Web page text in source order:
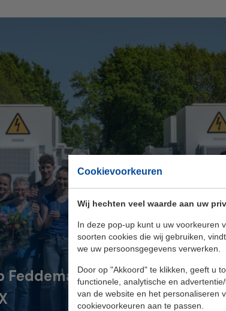
Cookievoorkeuren
Wij hechten veel waarde aan uw
In deze pop-up kunt u uw voorkeuren
soorten cookies die wij gebruiken,
we uw persoonsgegevens verwerken.
Door op "Akkoord" te klikken, geeft u
functionele, analytische en
van de website en het personaliseren
cookievoorkeuren aan te passen.
Feddema kiest voor eigen